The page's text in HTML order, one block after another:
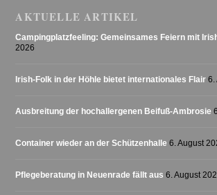
AKTUELLE ARTIKEL
Campingplatzfeeling: Gemeinsames Feiern mit
2026
Irish-Folk in der Höhle bietet internationales Flair 6.
Ausbreitung der hochallergenen Beifuß-Ambrosie
Container wieder an der Schützenhalle 6. August
Pflegeberatung in Neuenrade fällt aus 6. August